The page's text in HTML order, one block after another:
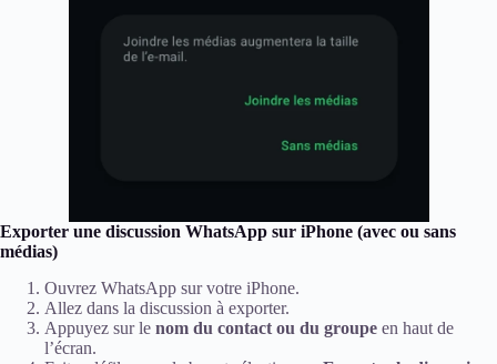
Exporter une discussion WhatsApp sur iPhone (avec ou sans
médias)
Ouvrez WhatsApp sur votre iPhone.
Allez dans la discussion à exporter.
Appuyez sur le nom du contact ou du groupe en haut de
l’écran.